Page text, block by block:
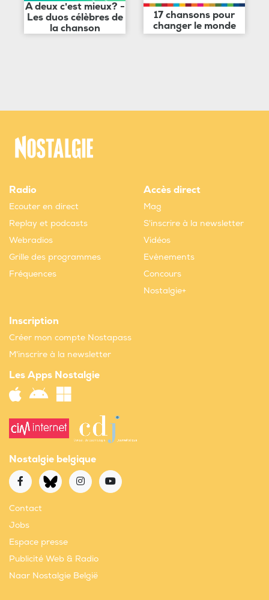
A deux c'est mieux? -
Les duos célèbres de
la chanson
17 chansons pour
changer le monde
Radio
Ecouter en direct
Replay et podcasts
Webradios
Grille des programmes
Fréquences
Accès direct
Mag
S'inscrire à la newsletter
Vidéos
Evènements
Concours
Nostalgie+
Inscription
Créer mon compte Nostapass
M'inscrire à la newsletter
Les Apps Nostalgie
Nostalgie belgique
Contact
Jobs
Espace presse
Publicité Web & Radio
Naar Nostalgie België